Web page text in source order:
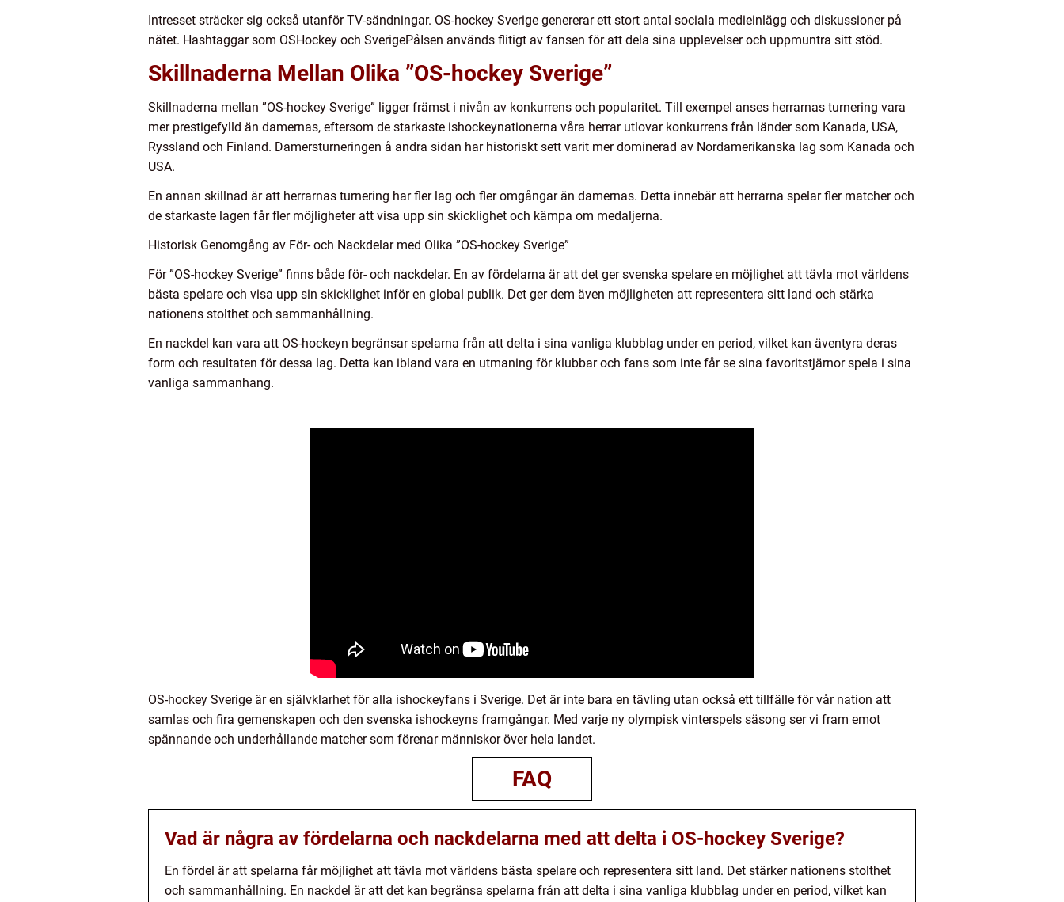
Intresset sträcker sig också utanför TV-sändningar. OS-hockey Sverige genererar ett stort antal sociala medieinlägg och diskussioner på
nätet. Hashtaggar som OSHockey och SverigePåIsen används flitigt av fansen för att dela sina upplevelser och uppmuntra sitt stöd.
Skillnaderna Mellan Olika ”OS-hockey Sverige”
Skillnaderna mellan ”OS-hockey Sverige” ligger främst i nivån av konkurrens och popularitet. Till exempel anses herrarnas turnering vara
mer prestigefylld än damernas, eftersom de starkaste ishockeynationerna våra herrar utlovar konkurrens från länder som Kanada, USA,
Ryssland och Finland. Damersturneringen å andra sidan har historiskt sett varit mer dominerad av Nordamerikanska lag som Kanada och
USA.
En annan skillnad är att herrarnas turnering har fler lag och fler omgångar än damernas. Detta innebär att herrarna spelar fler matcher och
de starkaste lagen får fler möjligheter att visa upp sin skicklighet och kämpa om medaljerna.
Historisk Genomgång av För- och Nackdelar med Olika ”OS-hockey Sverige”
För ”OS-hockey Sverige” finns både för- och nackdelar. En av fördelarna är att det ger svenska spelare en möjlighet att tävla mot världens
bästa spelare och visa upp sin skicklighet inför en global publik. Det ger dem även möjligheten att representera sitt land och stärka
nationens stolthet och sammanhållning.
En nackdel kan vara att OS-hockeyn begränsar spelarna från att delta i sina vanliga klubblag under en period, vilket kan äventyra deras
form och resultaten för dessa lag. Detta kan ibland vara en utmaning för klubbar och fans som inte får se sina favoritstjärnor spela i sina
vanliga sammanhang.
OS-hockey Sverige är en självklarhet för alla ishockeyfans i Sverige. Det är inte bara en tävling utan också ett tillfälle för vår nation att
samlas och fira gemenskapen och den svenska ishockeyns framgångar. Med varje ny olympisk vinterspels säsong ser vi fram emot
spännande och underhållande matcher som förenar människor över hela landet.
FAQ
Vad är några av fördelarna och nackdelarna med att delta i OS-hockey Sverige?
En fördel är att spelarna får möjlighet att tävla mot världens bästa spelare och representera sitt land. Det stärker nationens stolthet
och sammanhållning. En nackdel är att det kan begränsa spelarna från att delta i sina vanliga klubblag under en period, vilket kan